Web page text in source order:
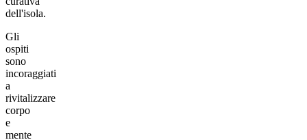
dell'isola.
Gli
ospiti
sono
incoraggiati
a
rivitalizzare
corpo
e
mente